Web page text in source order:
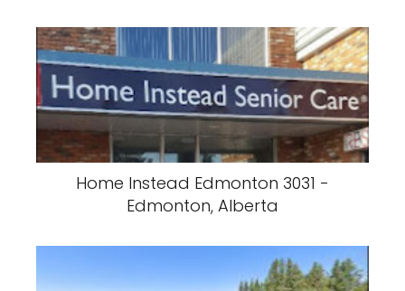
Home Instead Edmonton 3031 -
Edmonton, Alberta